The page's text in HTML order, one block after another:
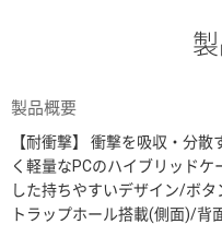
製品概要
【耐衝撃】 衝撃を吸収・分
く軽量なPCのハイブリッド
した持ちやすいデザイン/ボ
トラップホール搭載(側面)/背